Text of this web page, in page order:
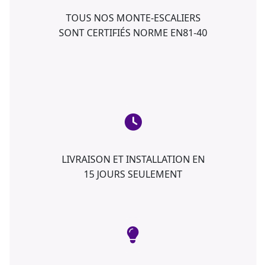
TOUS NOS MONTE-ESCALIERS
SONT CERTIFIÉS NORME EN81-40
LIVRAISON ET INSTALLATION EN
15 JOURS SEULEMENT